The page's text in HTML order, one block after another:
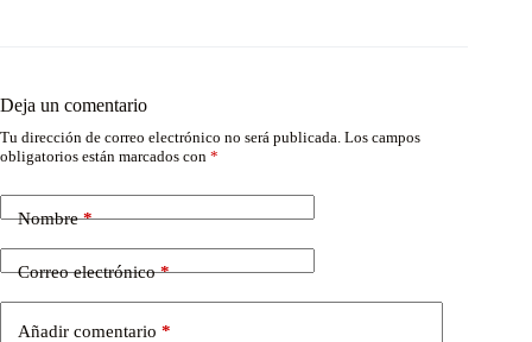
Deja un comentario
Tu dirección de correo electrónico no será publicada. Los campos
obligatorios están marcados con *
Nombre*
Correo electrónico*
Añadir comentario *